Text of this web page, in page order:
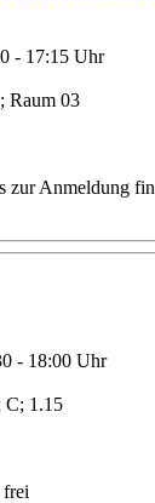
- 17:15 Uhr
Raum 03
zur Anmeldung
- 18:00 Uhr
C; 1.15
frei